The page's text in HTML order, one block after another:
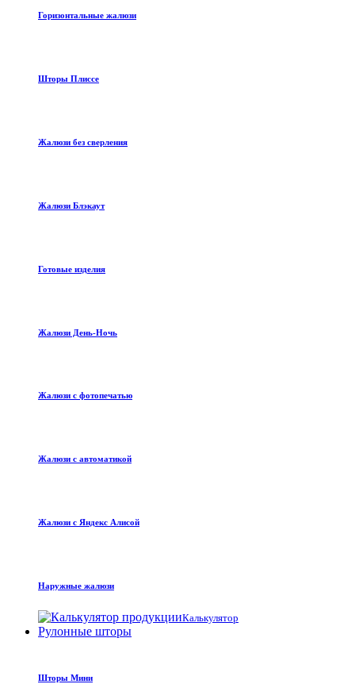
Горизонтальные жалюзи
Шторы Плиссе
Жалюзи без сверления
Жалюзи Блэкаут
Готовые изделия
Жалюзи День-Ночь
Жалюзи с фотопечатью
Жалюзи с автоматикой
Жалюзи с Яндекс Алисой
Наружные жалюзи
Калькулятор
Рулонные шторы
Шторы Мини